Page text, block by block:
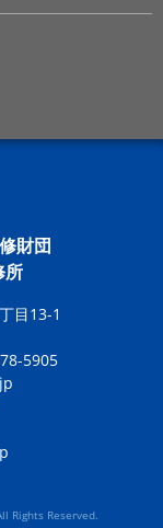
財団
所
目13-1
5905
Rights Reserved.